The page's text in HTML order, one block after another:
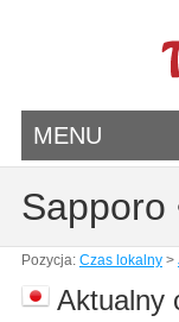
MENU
Sapporo
Pozycja: Czas lokalny>
Aktualny